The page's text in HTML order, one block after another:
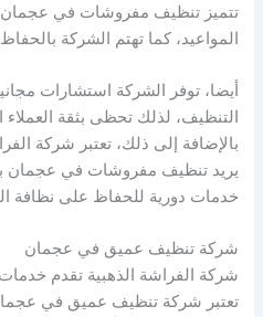
تتميز تنظيف مفروشات في عجمان
المواعيد، كما تهتم الشركة
أيضا، توفر الشركة استشارات
التنظيف، لذلك تحظى بثقة العملاء
بالإضافة إلى ذلك، تعتبر شركة
يريد تنظيف مفروشات في عجمان
خدمات دورية للحفاظ على نظافة
شركة تنظيف عميق في عجمان
شركة الفراشة الذهبية تقدم
تعتبر شركة تنظيف عميق في عجمان